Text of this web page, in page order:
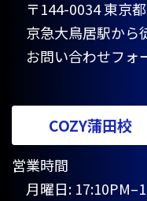
〒144-0034 東京
京急大鳥居駅から
お問い合わせフォ
COZY蒲田校
営業時間
月曜日: